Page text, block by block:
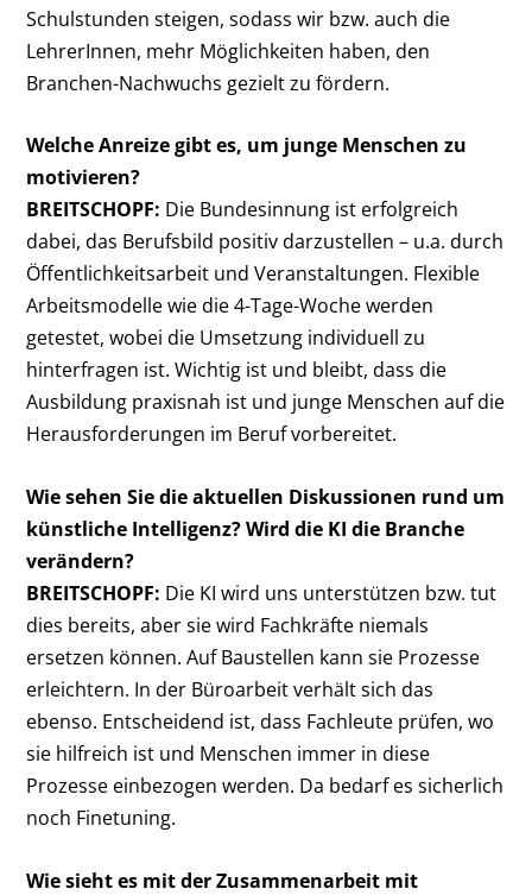
Schulstunden steigen, sodass wir bzw. auch die
LehrerInnen, mehr Möglichkeiten haben, den
Branchen-Nachwuchs gezielt zu fördern.
Welche Anreize gibt es, um junge Menschen zu
motivieren?
BREITSCHOPF: Die Bundesinnung ist erfolgreich
dabei, das Berufsbild positiv darzustellen – u.a. durch
Öffentlichkeitsarbeit und Veranstaltungen. Flexible
Arbeitsmodelle wie die 4-Tage-Woche werden
getestet, wobei die Umsetzung individuell zu
hinterfragen ist. Wichtig ist und bleibt, dass die
Ausbildung praxisnah ist und junge Menschen auf die
Herausforderungen im Beruf vorbereitet.
Wie sehen Sie die aktuellen Diskussionen rund um
künstliche Intelligenz? Wird die KI die Branche
verändern?
BREITSCHOPF: Die KI wird uns unterstützen bzw. tut
dies bereits, aber sie wird Fachkräfte niemals
ersetzen können. Auf Baustellen kann sie Prozesse
erleichtern. In der Büroarbeit verhält sich das
ebenso. Entscheidend ist, dass Fachleute prüfen, wo
sie hilfreich ist und Menschen immer in diese
Prozesse einbezogen werden. Da bedarf es sicherlich
noch Finetuning.
Wie sieht es mit der Zusammenarbeit mit